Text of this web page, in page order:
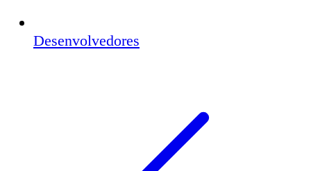
Desenvolvedores